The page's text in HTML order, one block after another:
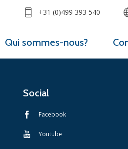
Qui sommes-nous?
+31 (0)499 393 540
Social
Facebook
Youtube